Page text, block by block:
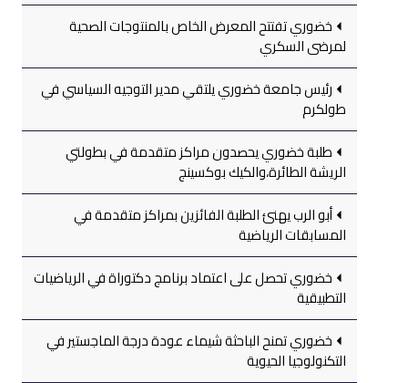
خضوري تفتتح المعرض الخاص بالمنتوجات الصحية
لمرضى السكري
رئيس جامعة خضوري يلتقي مدير التوجيه السياسي في
طولكرم
طلبة خضوري يحصدون مراكز متقدمة في بطولتي
الريشة الطائرة،والكيك بوكسينج
أبو الرب يهنئ الطلبة الفائزين بمراكز متقدمة في
المسابقات الرياضية
خضوري تحصل على اعتماد برنامج دكتوراة في الرياضيات
التطبيقية
خضوري تمنح الباحثة شيماء عودة درجة الماجستير في
التكنولوجيا الحيوية